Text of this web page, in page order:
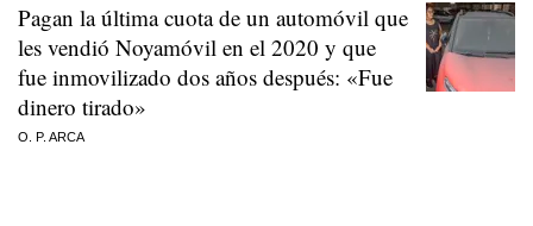
Pagan la última cuota de un automóvil que
les vendió Noyamóvil en el 2020 y que
fue inmovilizado dos años después: «Fue
dinero tirado»
O. P. ARCA